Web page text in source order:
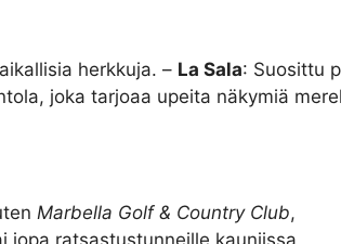
herkkuja. – La Sala: Suosittu
joka tarjoaa upeita näkymiä
Marbella Golf & Country Club,
jopa ratsastustunneille kauniissa